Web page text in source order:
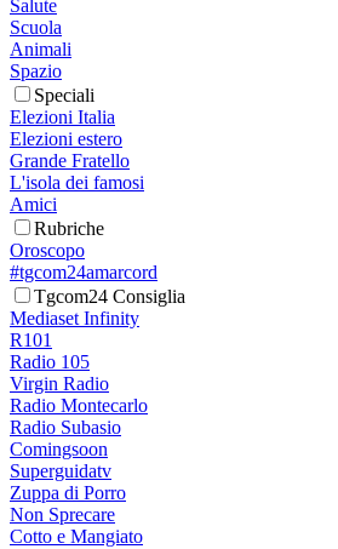
Salute
Scuola
Animali
Spazio
Speciali
Elezioni Italia
Elezioni estero
Grande Fratello
L'isola dei famosi
Amici
Rubriche
Oroscopo
#tgcom24amarcord
Tgcom24 Consiglia
Mediaset Infinity
R101
Radio 105
Virgin Radio
Radio Montecarlo
Radio Subasio
Comingsoon
Superguidatv
Zuppa di Porro
Non Sprecare
Cotto e Mangiato